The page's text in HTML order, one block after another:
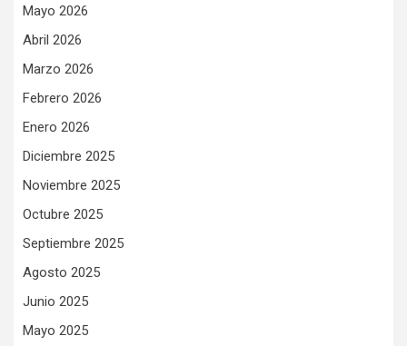
Mayo 2026
Abril 2026
Marzo 2026
Febrero 2026
Enero 2026
Diciembre 2025
Noviembre 2025
Octubre 2025
Septiembre 2025
Agosto 2025
Junio 2025
Mayo 2025